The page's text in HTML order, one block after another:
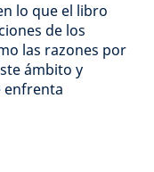
lo que el libro
de los
las razones por
ámbito y
enfrenta